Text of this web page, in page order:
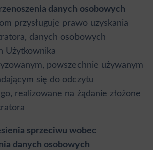
danych osobowych
przysługuje prawo uzyskania
danych osobowych
Użytkownika
powszechnie używanym
się do odczytu
realizowane na żądanie złożone
sprzeciwu wobec
danych osobowych